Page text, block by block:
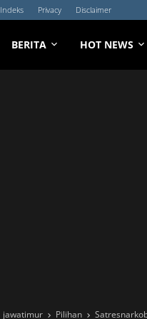
Indeks Privacy Disclaimer
BERITA HOT NEWS
jawatimur Pilihan